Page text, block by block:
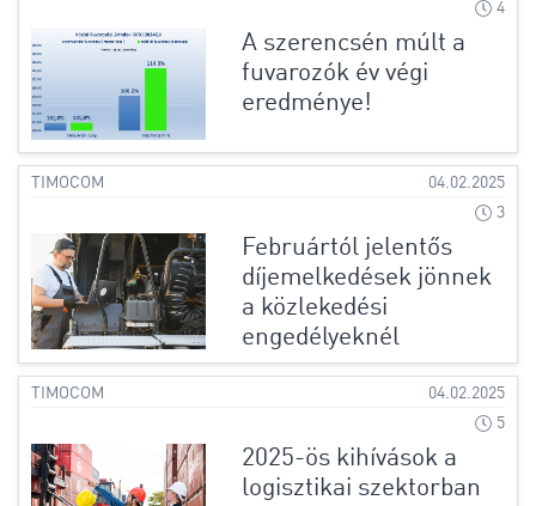
4
A szerencsén múlt a
fuvarozók év végi
eredménye!
TIMOCOM
04.02.2025
3
Februártól jelentős
díjemelkedések jönnek
a közlekedési
engedélyeknél
TIMOCOM
04.02.2025
5
2025-ös kihívások a
logisztikai szektorban